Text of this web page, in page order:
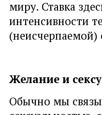
миру. Ставка
интенсивности
(неисчерпаемой)
Желание и
Обычно мы